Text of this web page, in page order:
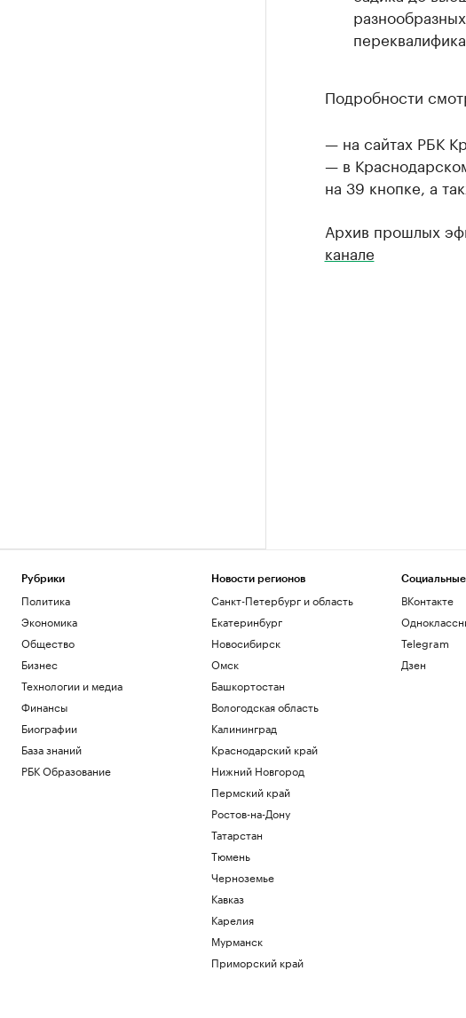
Подробности
— на сайтах РБК
— в
на 39 кнопке, а
Архив прошлых
канале
Рубрики
Политика
Экономика
Общество
Бизнес
Технологии и медиа
Финансы
Биографии
База знаний
РБК Образование
Новости регионов
Санкт-Петербург и область
Екатеринбург
Новосибирск
Омск
Башкортостан
Вологодская область
Калининград
Краснодарский край
Нижний Новгород
Пермский край
Ростов-на-Дону
Татарстан
Тюмень
Черноземье
Кавказ
Карелия
Мурманск
Приморский край
ВКонтакте
Telegram
Дзен